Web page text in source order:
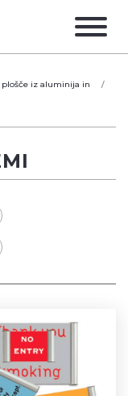
plošče iz aluminija in